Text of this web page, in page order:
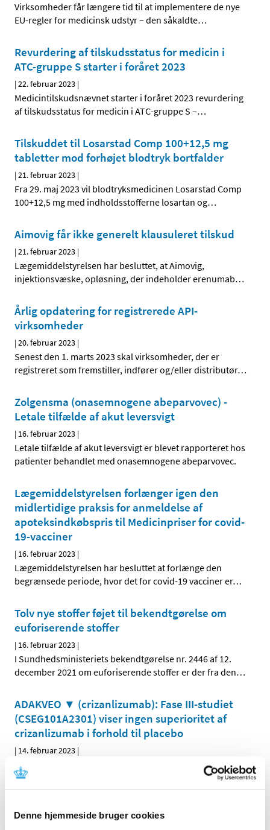
Denne hjemmeside bruger cookies
Virksomheder får længere tid til at implementere de nye
EU-regler for medicinsk udstyr – den såkaldte…
Revurdering af tilskudsstatus for medicin i
ATC-gruppe S starter i foråret 2023
|22. februar 2023 |
Medicintilskudsnævnet starter i foråret 2023 revurdering
af tilskudsstatus for medicin i ATC-gruppe S –…
Tilskuddet til Losarstad Comp 100+12,5 mg
tabletter mod forhøjet blodtryk bortfalder
|21. februar 2023 |
Fra 29. maj 2023 vil blodtryksmedicinen Losarstad Comp
100+12,5 mg med indholdsstofferne losartan og…
Aimovig får ikke generelt klausuleret tilskud
|21. februar 2023 |
Lægemiddelstyrelsen har besluttet, at Aimovig,
injektionsvæske, opløsning, der indeholder erenumab…
Årlig opdatering for registrerede API-
virksomheder
|20. februar 2023 |
Senest den 1. marts 2023 skal virksomheder, der er
registreret som fremstiller, indfører og/eller distributør…
Zolgensma (onasemnogene abeparvovec) -
Letale tilfælde af akut leversvigt
| 16. februar 2023 |
Letale tilfælde af akut leversvigt er blevet rapporteret hos
patienter behandlet med onasemnogene abeparvovec.
Lægemiddelstyrelsen forlænger igen den
midlertidige praksis for anmeldelse af
apoteksindkøbspris til Medicinpriser for covid-
19-vacciner
| 16. februar 2023 |
Lægemiddelstyrelsen har besluttet at forlænge den
begrænsede periode, hvor det for covid-19 vacciner er…
Tolv nye stoffer føjet til bekendtgørelse om
euforiserende stoffer
| 16. februar 2023 |
I Sundhedsministeriets bekendtgørelse nr. 2446 af 12.
december 2021 om euforiserende stoffer er der fra den…
ADAKVEO ▼ (crizanlizumab): Fase III-studiet
(CSEG101A2301) viser ingen superioritet af
crizanlizumab i forhold til placebo
| 14. februar 2023 |
Præliminære resultater fra fase III-studiet CSEG101A2301
(STAND) viste ingen forskel mellem crizanlizumab og…
Lægemiddelstyrelsen retter oplysninger i
databasen med indlægssedler